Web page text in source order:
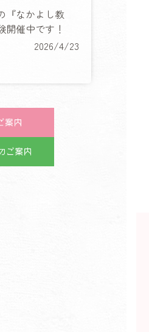
『なかよし教
開催中です！
2026/4/23